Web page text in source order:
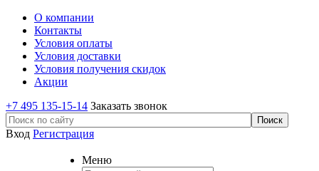
О компании
Контакты
Условия оплаты
Условия доставки
Условия получения скидок
Акции
+7 495 135-15-14 Заказать звонок
Вход Регистрация
Меню